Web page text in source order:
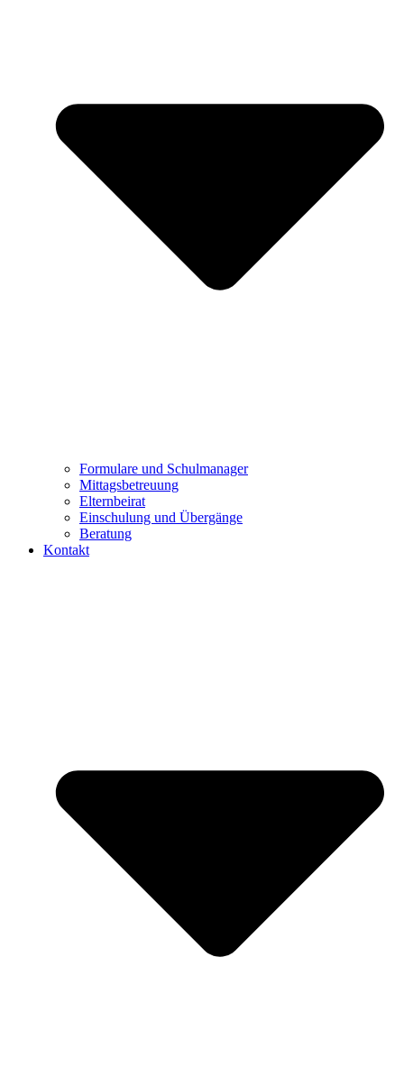
Formulare und Schulmanager
Mittagsbetreuung
Elternbeirat
Einschulung und Übergänge
Beratung
Kontakt